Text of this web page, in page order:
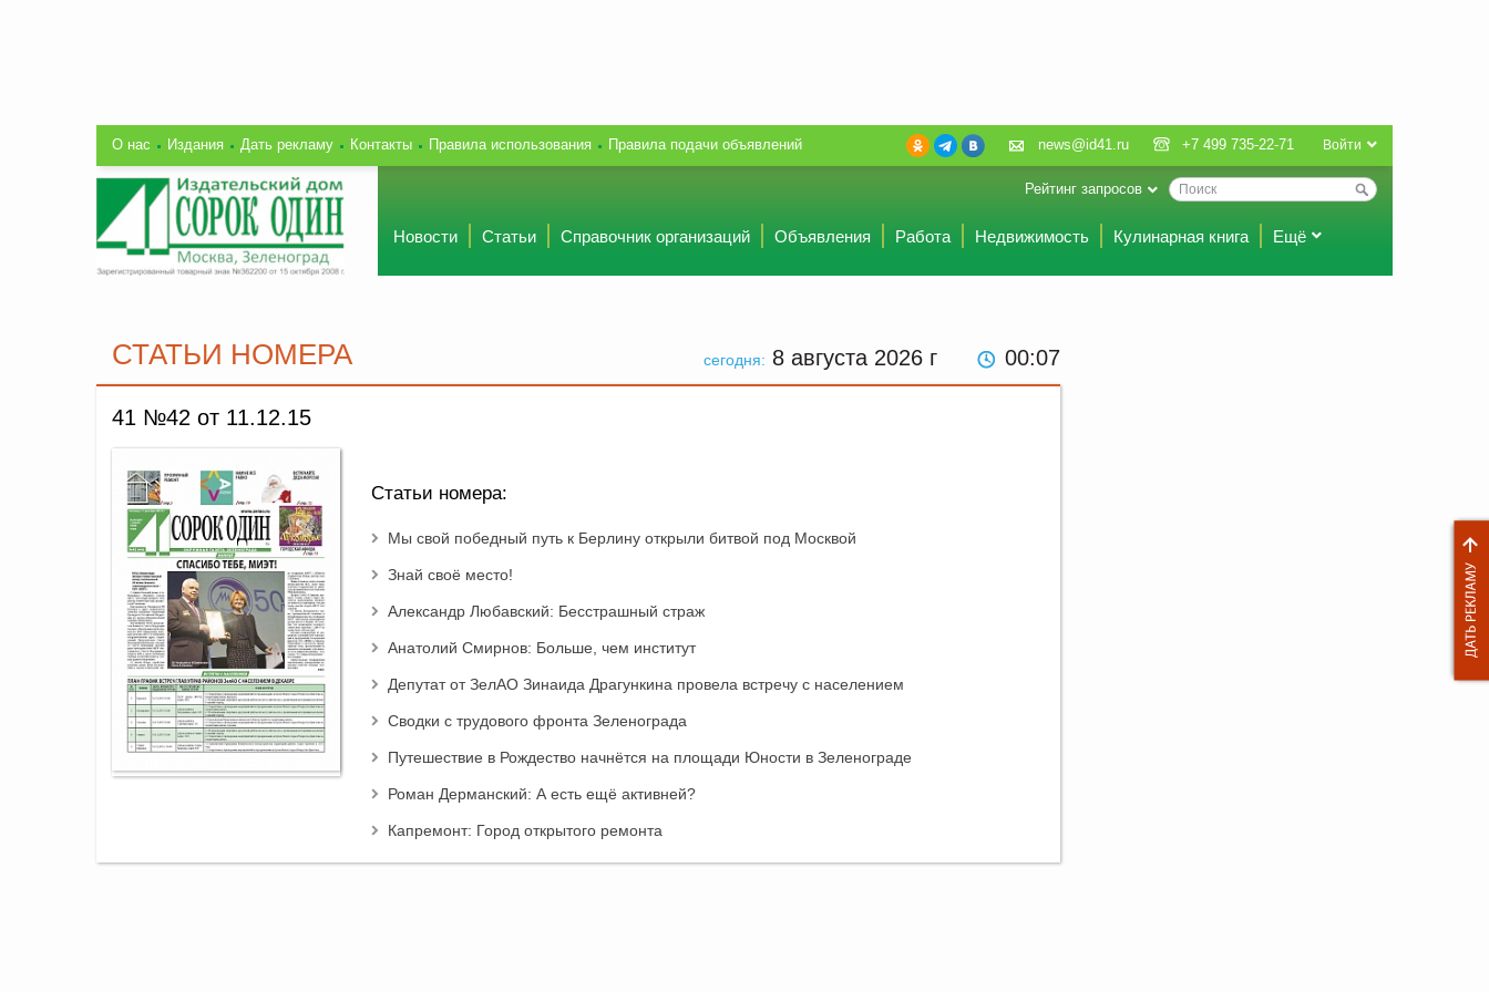
О нас Издания Дать рекламу Контакты Правила использования Правила подачи объявлений Войти
news@id41.ru +7 499 735-22-71
Рейтинг запросов
Новости Статьи Справочник организаций Объявления Работа Недвижимость Кулинарная книга Ещё
сегодня: 8 августа 2026 г 00 07
СТАТЬИ НОМЕРА
41 №42 от 11.12.15
Статьи номера:
Мы свой победный путь к Берлину открыли битвой под Москвой
Знай своё место!
Александр Любавский: Бесстрашный страж
Анатолий Смирнов: Больше, чем институт
Депутат от ЗелАО Зинаида Драгункина провела встречу с населением
Сводки с трудового фронта Зеленограда
Путешествие в Рождество начнётся на площади Юности в Зеленограде
Роман Дерманский: А есть ещё активней?
Капремонт: Город открытого ремонта